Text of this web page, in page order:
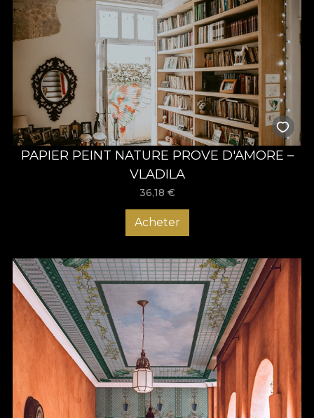
PAPIER PEINT NATURE PROVE D'AMORE –
VLADILA
36,18 €
Acheter